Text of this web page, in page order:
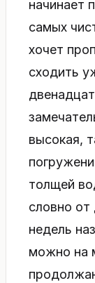
начинает
самых
хочет
сходить
высокая,
толщей
словно от
недель
можно на